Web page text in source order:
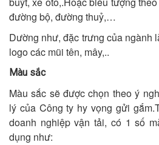
đường bộ, đường thuỷ,…
Dường như, đặc trưng của ngành
logo các mũi tên, mây,..
Màu sắc
Màu sắc sẽ được chọn theo ý
lý của Công ty hy vọng gửi
doanh nghiệp vận tải, có 1 số
dụng như: